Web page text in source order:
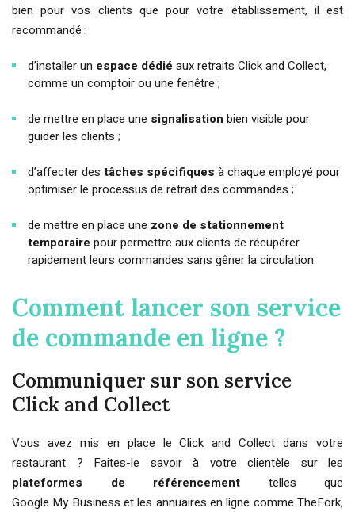
bien pour vos clients que pour votre établissement, il est
recommandé :
d’installer un espace dédié aux retraits Click and Collect,
comme un comptoir ou une fenêtre ;
de mettre en place une signalisation bien visible pour
guider les clients ;
d’affecter des tâches spécifiques à chaque employé pour
optimiser le processus de retrait des commandes ;
de mettre en place une zone de stationnement
temporaire pour permettre aux clients de récupérer
rapidement leurs commandes sans gêner la circulation.
Comment lancer son service
de commande en ligne ?
Communiquer sur son service
Click and Collect
Vous avez mis en place le Click and Collect dans votre
restaurant ? Faites-le savoir à votre clientèle sur les
plateformes de référencement telles que
Google My Business et les annuaires en ligne comme TheFork,